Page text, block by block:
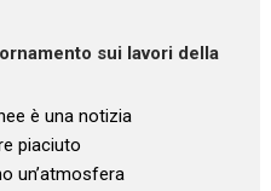
sui lavori della
è una notizia
piaciuto
un’atmosfera